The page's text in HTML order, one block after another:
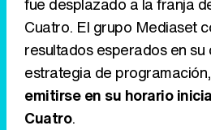
Cuatro. El grupo Mediaset
resultados esperados en su
estrategia de programación,
emitirse en su horario
Cuatro.